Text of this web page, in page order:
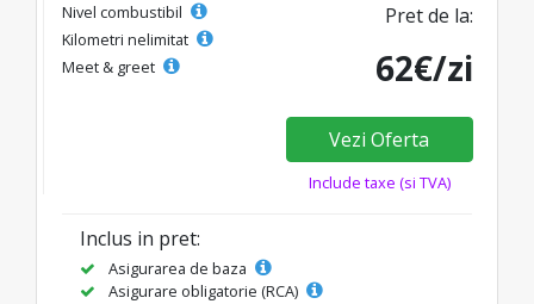
Nivel combustibil
Kilometri nelimitat
Meet & greet
Pret de la:
62€/zi
Vezi Oferta
Include taxe (si TVA)
Inclus in pret:
Asigurarea de baza
Asigurare obligatorie (RCA)